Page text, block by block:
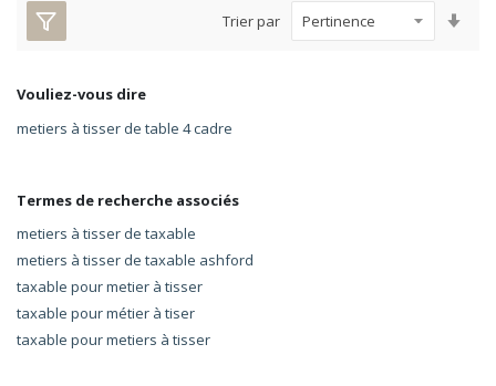
Trier par
Vouliez-vous dire
metiers à tisser de table 4 cadre
Termes de recherche associés
metiers à tisser de taxable
metiers à tisser de taxable ashford
taxable pour metier à tisser
taxable pour métier à tiser
taxable pour metiers à tisser